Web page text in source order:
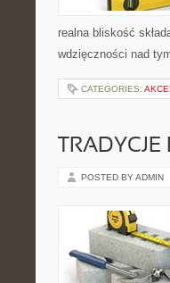
realna bliskość
wdzięczności nad
CATEGORIES:
POSTED BY ADMIN